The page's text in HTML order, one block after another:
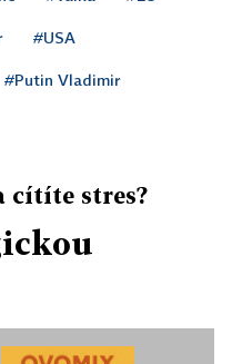
#USA
#Putin Vladimir
cítíte stres?